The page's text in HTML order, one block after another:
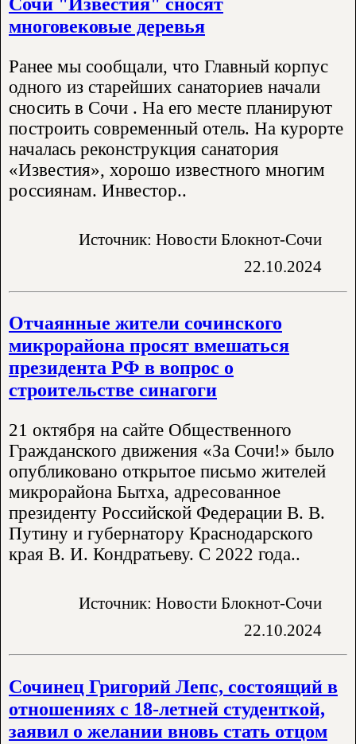
многовековые деревья
Ранее мы сообщали, что Главный корпус
одного из старейших санаториев начали
сносить в Сочи . На его месте планируют
построить современный отель. На курорте
началась реконструкция санатория
«Известия», хорошо известного многим
россиянам. Инвестор..
Источник: Новости Блокнот-Сочи
22.10.2024
Отчаянные жители сочинского
микрорайона просят вмешаться
президента РФ в вопрос о
строительстве синагоги
21 октября на сайте Общественного
Гражданского движения «За Сочи!» было
опубликовано открытое письмо жителей
микрорайона Бытха, адресованное
президенту Российской Федерации В. В.
Путину и губернатору Краснодарского
края В. И. Кондратьеву. С 2022 года..
Источник: Новости Блокнот-Сочи
22.10.2024
Сочинец Григорий Лепс, состоящий в
отношениях с 18-летней студенткой,
заявил о желании вновь стать отцом